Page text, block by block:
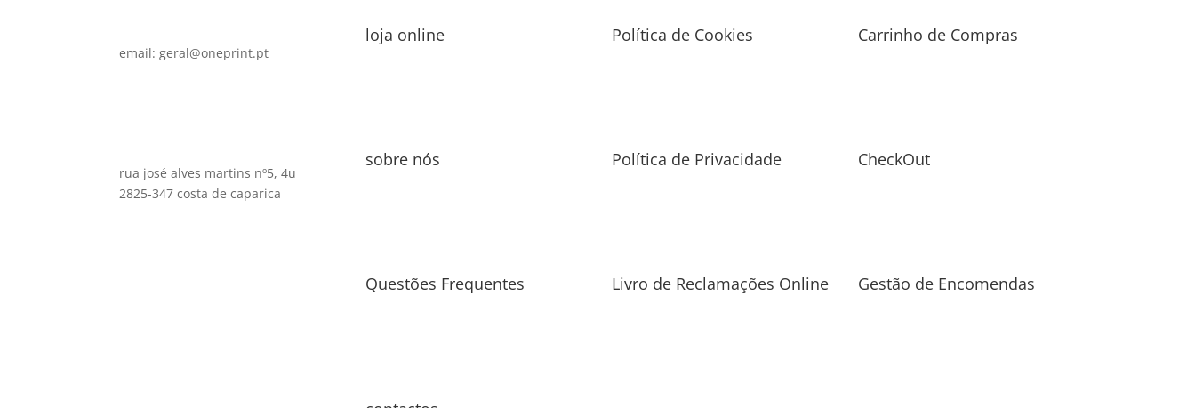
email: geral@oneprint.pt
rua josé alves martins nº5, 4u
2825-347 costa de caparica
loja online
sobre nós
Questões Frequentes
Política de Cookies
Política de Privacidade
Livro de Reclamações Online
Carrinho de Compras
CheckOut
Gestão de Encomendas